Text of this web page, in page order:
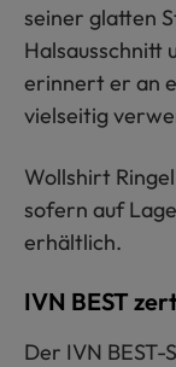
seiner glatten
Halsausschnitt
erinnert er an
vielseitig
Wollshirt
sofern auf
erhältlich.
IVN BEST
Der IVN